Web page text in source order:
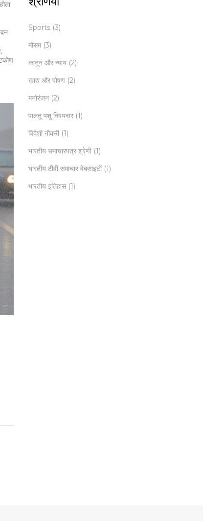
Sports (3)
मौसम (3)
कानून और न्याय (2)
खाद्य और पोषण (2)
मनोरंजन (2)
पालतू पशु विषयवार (1)
विदेशी नौकरी (1)
भारतीय समाचारपत्र श्रेणी (1)
भारतीय टीवी समाचार वेबसाइटों (1)
भारतीय इतिहास (1)